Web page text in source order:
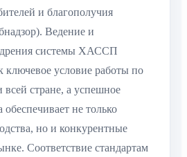
и благополучия
Ведение и
системы ХАССП
ключевое условие работы по
стране, а успешное
не только
но и конкурентные
Соответствие стандартам